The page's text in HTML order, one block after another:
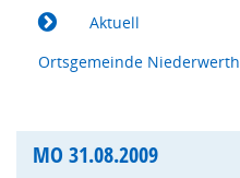
Aktuell
Ortsgemeinde Niederwerth
MO 31.08.2009